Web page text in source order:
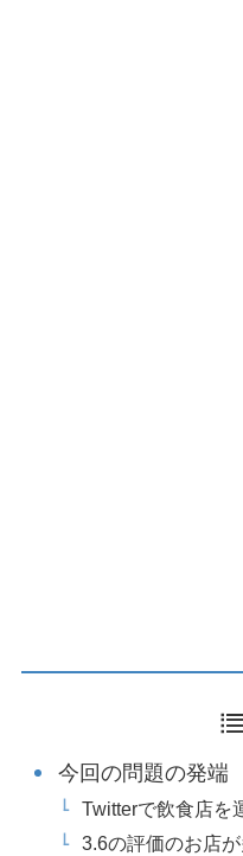
今回の問題の発端
Twitterで飲食店を
3.6の評価のお店